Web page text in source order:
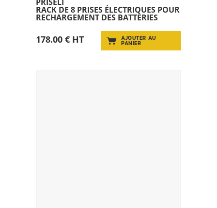
RACK DE 8 PRISES ÉLECTRIQUES POUR
RECHARGEMENT DES BATTERIES
178.00 € HT AJOUTER AU
PANIER